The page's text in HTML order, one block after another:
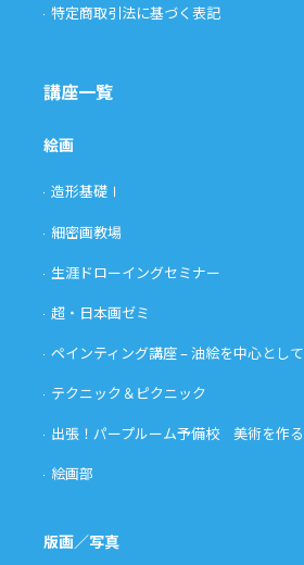
特定商取引法に基づく表記
講座一覧
絵画
造形基礎Ⅰ
細密画教場
生涯ドローイングセミナー
超・日本画ゼミ
ペインティング講座 – 油絵を中心として
テクニック＆ピクニック
出張！パープルーム予備校 美術を作る
絵画部
版画／写真